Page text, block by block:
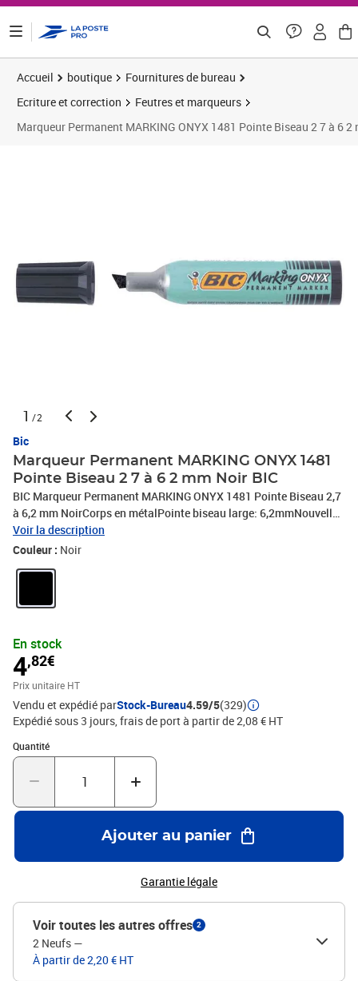
Accueil boutique
Fournitures de bureau
Ecriture et correction
Feutres et marqueurs
Marqueur Permanent MARKING ONYX 1481 Pointe Biseau 2 7 à 6 2
1 /2
Bic
Marqueur Permanent MARKING ONYX 1481
Pointe Biseau 2 7 à 6 2 mm Noir BIC
BIC Marqueur Permanent MARKING ONYX 1481 Pointe Biseau 2,7
à 6,2 mm NoirCorps en métalPointe biseau large: 6,2mmNouvelle
encre à fort pouvoir couvrant et haute résistance à la lumièreEncre
Voir la description
Couleur : Noir
En stock
4,82€
Prix unitaire HT
Vendu et expédié parStock-Bureau4.59/5(329)
Expédié sous 3 jours, frais de port à partir de 2,08 € HT
Quantité
Quantité : 1
Ajouter au panier
Garantie légale
Voir toutes les autres offres 2
2 Neufs —
À partir de 2,20 € HT